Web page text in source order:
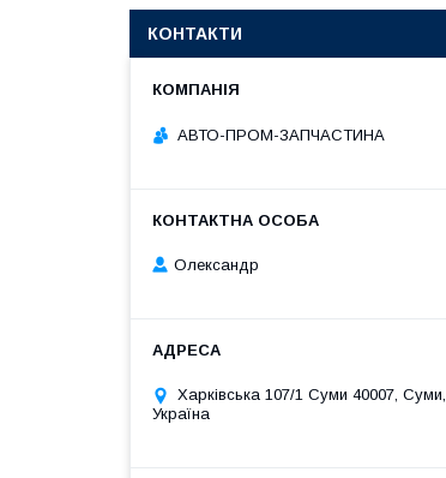
КОНТАКТИ
АВТО-ПРОМ-ЗАПЧАСТИНА
Олександр
Харківська 107/1 Суми 40007, Суми,
Україна